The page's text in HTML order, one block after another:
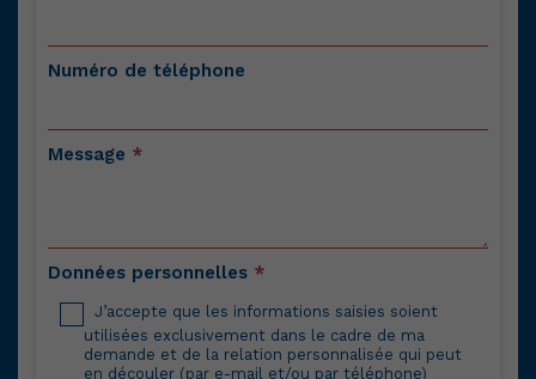
Numéro de téléphone
Message *
Données personnelles *
J’accepte que les informations saisies soient
utilisées exclusivement dans le cadre de ma
demande et de la relation personnalisée qui peut
en découler (par e-mail et/ou par téléphone)